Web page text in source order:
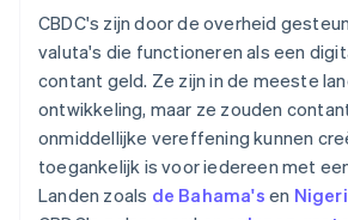
CBDC's zijn door de overheid
valuta's die functioneren als een
contant geld. Ze zijn in de meeste
ontwikkeling, maar ze zouden
onmiddellijke vereffening kunnen
toegankelijk is voor iedereen met
Landen zoals de Bahama's en